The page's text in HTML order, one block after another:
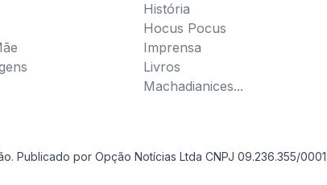
História
Hocus Pocus
Imprensa
Livros
Machadianices...
Publicado por Opção Notícias Ltda CNPJ 09.236.355/